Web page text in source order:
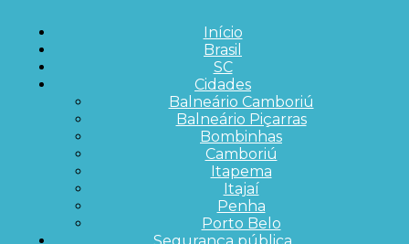
Início
Brasil
SC
Cidades
Balneário Camboriú
Balneário Piçarras
Bombinhas
Camboriú
Itapema
Itajaí
Penha
Porto Belo